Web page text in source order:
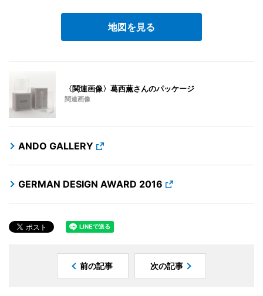
地図を見る
〈関連画像〉葛西薫さんのパッケージ
関連画像
ANDO GALLERY
GERMAN DESIGN AWARD 2016
前の記事 次の記事